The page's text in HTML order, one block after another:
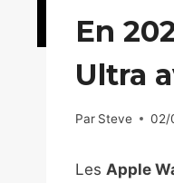
En
Ultra
Par Steve 02/
Les Apple